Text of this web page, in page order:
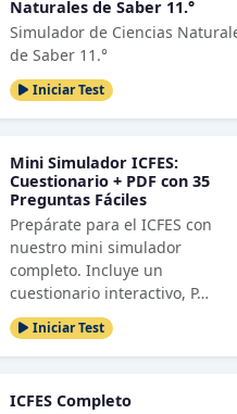
Naturales de Saber 11.°
Simulador de Ciencias
de Saber 11.°
Iniciar Test
Mini Simulador ICFES:
Cuestionario + PDF con 35
Preguntas Fáciles
Prepárate para el ICFES con
nuestro mini simulador
completo. Incluye un
cuestionario interactivo, P…
Iniciar Test
ICFES Completo